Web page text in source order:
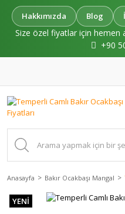
Hakkımızda Blog
Size özel fiyatlar için hemen
+90
Anasayfa Bakır Ocakbaşı Mangal
YENİ